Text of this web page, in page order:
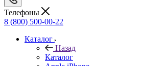
Телефоны
8 (800) 500-00-22
Каталог
Назад
Каталог